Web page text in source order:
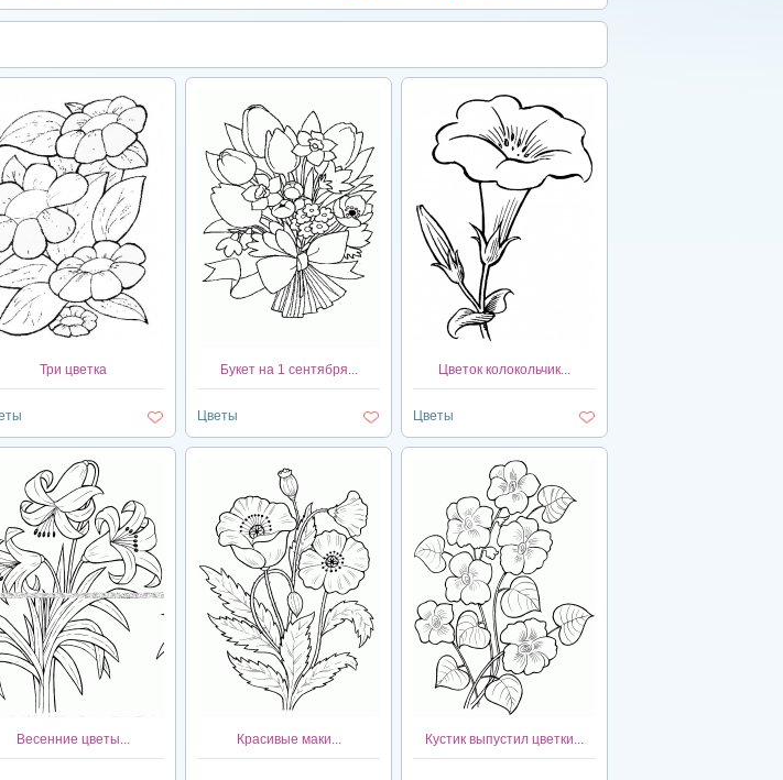
Три цветка Букет на 1 сентября...
Цветы
Цветок колокольчик...
Цветы
Весенние цветы... Красивые маки... Кустик выпустил цветки...